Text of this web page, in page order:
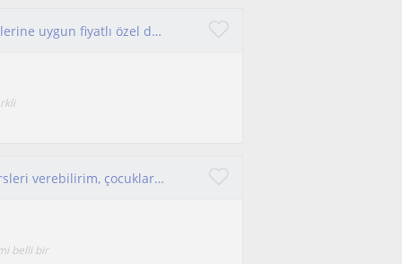
Okul öncesi, ilkokul, ortaokul ve YKS-Dil öğrencilerine uygun fiyatlı özel ders
Sınıf öğretmeniyim. İlkokul seviyesinde tüm dersleri verebilirim, çocuklarla uyum sağlayabilen birisiyim
belli bir